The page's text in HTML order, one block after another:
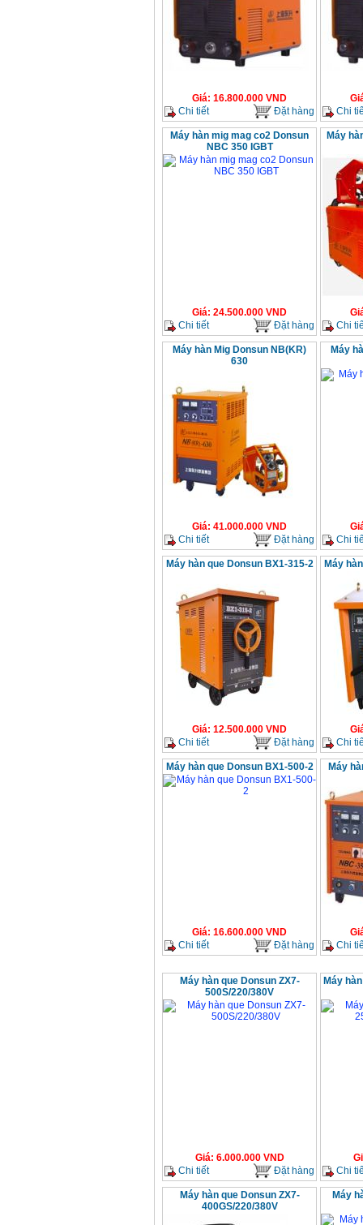
Giá: 16.800.000 VND
Chi tiết
Đặt hàng
Chi
Máy hàn mig mag co2 Donsun
NBC 350 IGBT
Giá: 24.500.000 VND
Chi tiết
Đặt hàng
Máy
Chi
Máy hàn Mig Donsun NB(KR)
630
Giá: 41.000.000 VND
Chi tiết
Đặt hàng
Máy
Chi
Máy hàn que Donsun BX1-315-2
Giá: 12.500.000 VND
Chi tiết
Đặt hàng
Máy
Chi
Máy hàn que Donsun BX1-500-2
Giá: 16.600.000 VND
Chi tiết
Đặt hàng
Máy
Chi
Máy hàn que Donsun ZX7-
500S/220/380V
Giá: 6.000.000VND
Chi tiết
Đặt hàng
Máy
Chi
Máy hàn que Donsun ZX7-
400GS/220/380V
Máy